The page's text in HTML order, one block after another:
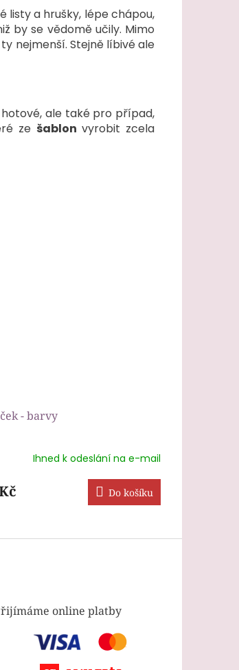
- barvy
Ihned k odeslání na e-mail
Do košíku
listy a hrušky, lépe chápou,
by se vědomě učily. Mimo
nejmenší. Stejně líbivé ale
ale také pro případ,
ze šablon vyrobit zcela
online platby